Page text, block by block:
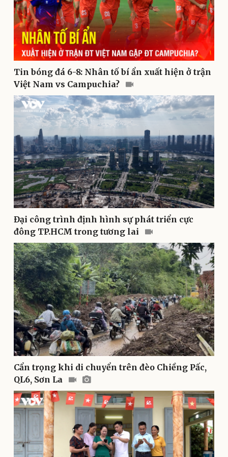
Pháp luật
Vụ án
Tin nóng
Tư vấn luật
Quân sự - Quốc phòng
Vũ khí
Việt Nam
Phân tích
Thể thao
Bóng đá
Lịch thi đấu bóng đá
Thế giới thể thao
eSports
Hậu trường
Ô tô - Xe máy
Ô tô
Xe máy
Tư vấn
Tin bóng đá 6-8: Nhân tố bí ẩn xuất hiện ở trận
Việt Nam vs Campuchia?
Đại công trình định hình sự phát triển cực
đông TP.HCM trong tương lai
Cẩn trọng khi di chuyển trên đèo Chiềng Pấc,
QL6, Sơn La